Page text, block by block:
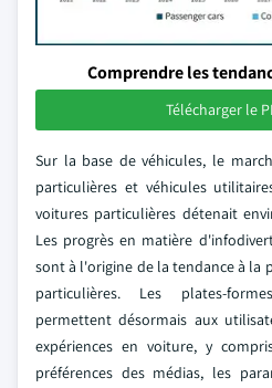
Comprendre les
Télécharger le
Sur la base de véhicules, le
particulières et véhicules
voitures particulières détenait
Les progrès en matière
sont à l'origine de la tendance à la
particulières. Les plates-
permettent désormais aux
expériences en voiture, y
préférences des médias, les